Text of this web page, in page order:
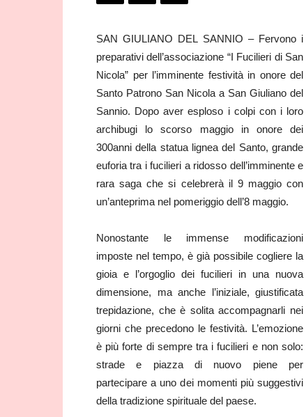
SAN GIULIANO DEL SANNIO – Fervono i
preparativi dell’associazione “I Fucilieri di San
Nicola” per l’imminente festività in onore del
Santo Patrono San Nicola a San Giuliano del
Sannio. Dopo aver esploso i colpi con i loro
archibugi lo scorso maggio in onore dei
300anni della statua lignea del Santo, grande
euforia tra i fucilieri a ridosso dell’imminente e
rara saga che si celebrerà il 9 maggio con
un’anteprima nel pomeriggio dell’8 maggio.
Nonostante le immense modificazioni
imposte nel tempo, è già possibile cogliere la
gioia e l’orgoglio dei fucilieri in una nuova
dimensione, ma anche l’iniziale, giustificata
trepidazione, che è solita accompagnarli nei
giorni che precedono le festività. L’emozione
è più forte di sempre tra i fucilieri e non solo:
strade e piazza di nuovo piene per
partecipare a uno dei momenti più suggestivi
della tradizione spirituale del paese.